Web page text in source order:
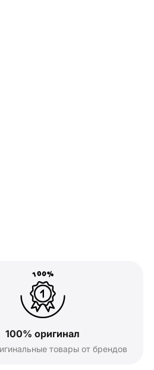
100% оригинал
товары от брендов